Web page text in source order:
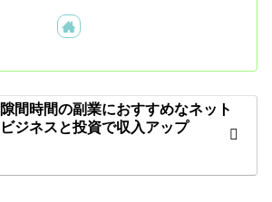
隙間時間の副業におすすめなネット
ビジネスと投資で収入アップ